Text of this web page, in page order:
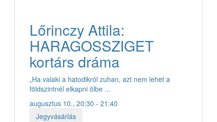
Lőrinczy Attila:
HARAGOSSZIGET
kortárs dráma
„Ha valaki a hatodikról zuhan, azt nem lehet a
földszintnél elkapni ölbe ...
augusztus 10., 20:30 - 21:40
Jegyvásárlás